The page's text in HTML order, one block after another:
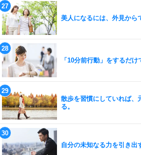
美人になるには、外見から
「10分前行動」をするだけ
散歩を習慣にしていれば、
る。
自分の未知なる力を引き出